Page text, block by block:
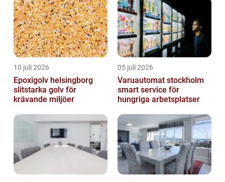
10 juli 2026
Epoxigolv helsingborg
slitstarka golv för
krävande miljöer
05 juli 2026
Varuautomat stockholm
smart service för
hungriga arbetsplatser